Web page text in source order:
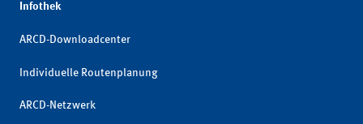
Infothek
ARCD-Downloadcenter
Individuelle Routenplanung
ARCD-Netzwerk